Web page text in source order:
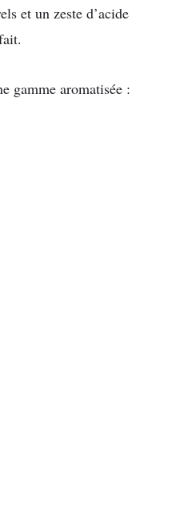
et un zeste d’acide
gamme aromatisée :